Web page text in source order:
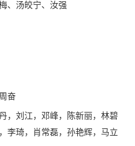
、汤皎宁、汝强
奋
，刘江，邓峰，陈新丽，林碧
李琦，肖常磊，孙艳辉，马立